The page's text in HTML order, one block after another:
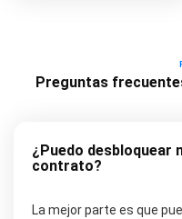
Preguntas
¿Puedo desbloquear
contrato?
La mejor parte es que